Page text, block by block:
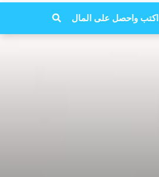
اكتب واحصل على المال